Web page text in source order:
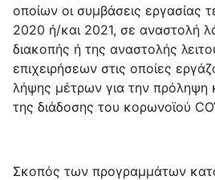
οποίων οι συμβάσεις εργασίας
2020 ή/και 2021, σε αναστολή
διακοπής ή της αναστολής
επιχειρήσεων στις οποίες
λήψης μέτρων για την πρόληψη
της διάδοσης του κορωνοϊού
Σκοπός των προγραμμάτων